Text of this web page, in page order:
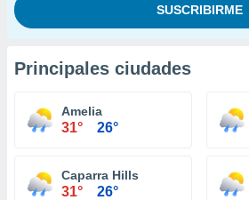
Principales ciudades
Amelia
31° 26°
Caparra Hills
31° 26°